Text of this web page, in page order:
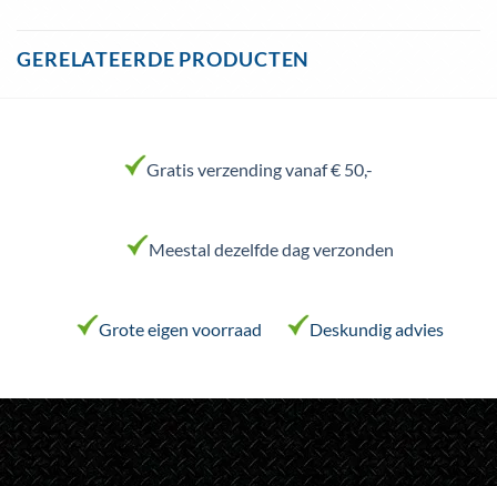
GERELATEERDE PRODUCTEN
Gratis verzending vanaf € 50,-
Meestal dezelfde dag verzonden
Grote eigen voorraad Deskundig advies